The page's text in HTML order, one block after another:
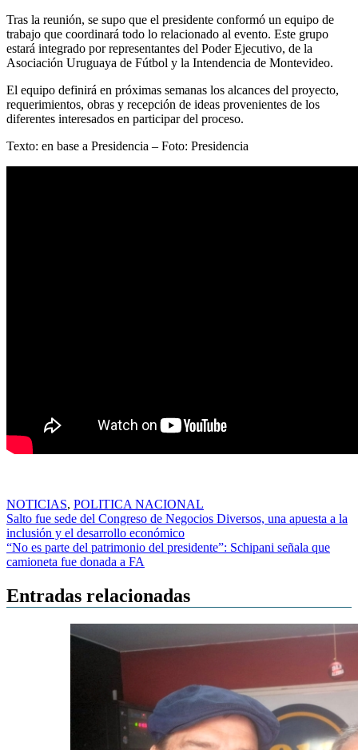
Tras la reunión, se supo que el presidente conformó un equipo de
trabajo que coordinará todo lo relacionado al evento. Este grupo
estará integrado por representantes del Poder Ejecutivo, de la
Asociación Uruguaya de Fútbol y la Intendencia de Montevideo.
El equipo definirá en próximas semanas los alcances del proyecto,
requerimientos, obras y recepción de ideas provenientes de los
diferentes interesados en participar del proceso.
Texto: en base a Presidencia – Foto: Presidencia
NOTICIAS, POLITICA NACIONAL
Navegación
de
entradas
Salto fue sede del Congreso de Negocios Diversos, una apuesta a la
inclusión y el desarrollo económico
“No es parte del patrimonio del presidente”: Schipani señala que
camioneta fue donada a FA
Entradas relacionadas